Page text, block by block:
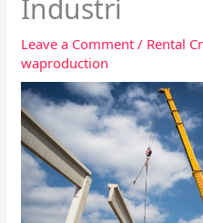
Industri
Leave a Comment / Rental
waproduction